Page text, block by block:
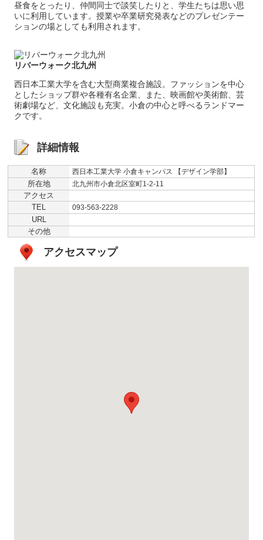
昼食をとったり、仲間同士で談笑したりと、学生たちは思い思
いに利用しています。授業や卒業研究発表などのプレゼンテー
ションの場としても利用されます。
リバーウォーク北九州
西日本工業大学を含む大型商業複合施設。ファッションを中心
としたショップ群や各種有名企業、また、映画館や美術館、芸
術劇場など、文化施設も充実。小倉の中心と呼べるランドマー
クです。
詳細情報
名称 西日本工業大学 小倉キャンパス 【デザイン学部】
所在地 北九州市小倉北区室町1-2-11
アクセス
TEL
093-563-2228
URL
その他
アクセスマップ